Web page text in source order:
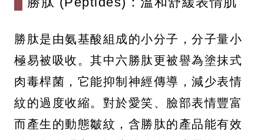
勝肽是由氨基酸組成的小分子，分子量小
極易被吸收。其中六勝肽更被譽為塗抹式
肉毒桿菌，它能抑制神經傳導，減少表情
紋的過度收縮。對於愛笑、臉部表情豐富
而產生的動態皺紋，含勝肽的產品能有效